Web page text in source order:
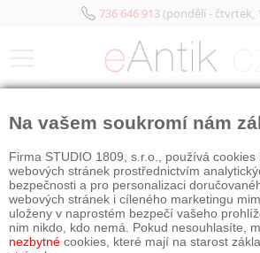
736 646 913(pondělí - čtvrtek,
Na vašem soukromí nám
Firma STUDIO 1809, s.r.o., používá cookies
webových stránek prostřednictvím
bezpečnosti a pro personalizaci
webových stránek i cíleného marketingu
uloženy v naprostém bezpečí vašeho
nim nikdo, kdo nemá. Pokud nesouhlasíte,
nezbytné cookies, které mají na starost